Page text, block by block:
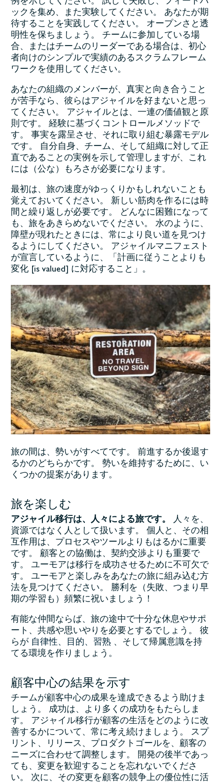
例を示してください。 試して失敗し、フィードバ
ックを集め、また実験してください。 あなたが期
待することを実践してください。 オープンさと透
明性を保ちましょう。 チームに参加している場
合、またはチームのリーダーである場合は、初心
者向けのシンプルで実績のあるスクラムフレーム
ワークを使用してください。
あなたの組織のメンバーが、真実と向き合うこと
が苦手なら、彼らはアジャイルを好まないと思っ
てください。 アジャイルとは、一連の価値観と原
則です。 経験に基づくコントロールメソッドで
す。 事実を露呈させ、それに取り組む暴露モデル
です。 自分自身、チーム、そして組織に対して正
直であることの実例を示して管理しますが、これ
には（公な）もろさが必要になります。
最初は、旅の速度がゆっくりかもしれないことも
覚えておいてください。 新しい筋肉を作るには時
間と繰り返しが必要です。 どんなに困難になって
も、旅をあきらめないでください。 水のように、
障壁が現れたときには、常により良い道を見つけ
るようにしてください。 アジャイルマニフェスト
が宣言しているように、「計画に従うことよりも
変化 [is valued] に対応すること」。
旅の間は、勢いがすべてです。 前進するか後退す
るかのどちらかです。 勢いを維持するために、い
くつかの提案があります。
旅を楽しむ
アジャイル移行は、人々による旅です。
人々を、
資源ではなく人として扱います。 個人と、その相
互作用は、プロセスやツールよりもはるかに重要
です。 顧客との協働は、契約交渉よりも重要で
す。 ユーモアは移行を成功させるために不可欠で
す。 ユーモアと楽しみをあなたの旅に組み込む方
法を見つけてください。 勝利を（失敗、つまり早
期の学習も）頻繁に祝いましょう！
有能な仲間ならば、旅の途中で十分な休息やサポ
ート、共感や思いやりを必要とするでしょう。 彼
らが 自律性、目的、習熟 、そして帰属意識を持
てる環境を作りましょう。
顧客中心の結果を示す
チームが顧客中心の成果を達成できるよう助けま
しょう。 成功は、より多くの成功をもたらしま
す。 アジャイル移行が顧客の生活をどのように改
善するかについて、常に考え続けましょう。 スプ
リント、リリース、プロダクトゴールを、顧客の
ニーズに合わせて調整します。 開発の後半であっ
ても、変更を歓迎することを忘れないでくださ
い。 次に、その変更を顧客の競争上の優位性に活